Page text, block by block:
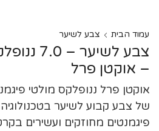
עמוד הבית צבע לשיער
צבע
– אוקטן פרל
אוקטן פרל ננופלקס מולטי
של צבע קבוע לשיער
פיגמנטים מחוזקים ועשירים